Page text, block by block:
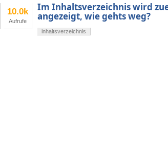
10.0k
Aufrufe
Im Inhaltsverzeichnis wird
angezeigt, wie gehts weg?
inhaltsverzeichnis